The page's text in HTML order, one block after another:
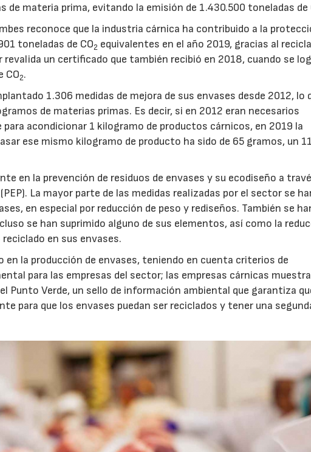
de materia prima, evitando la emisión de 1.430.500 toneladas de
reconoce que la industria cárnica ha contribuido a la
toneladas de CO2 equivalentes en el año 2019, gracias al
un certificado que también recibió en 2018, cuando se
CO2.
1.306 medidas de mejora de sus envases desde 2012, lo
de materias primas. Es decir, si en 2012 eran necesarios
acondicionar 1 kilogramo de productos cárnicos, en 2019 la
ese mismo kilogramo de producto ha sido de 65 gramos, un
en la prevención de residuos de envases y su ecodiseño a
La mayor parte de las medidas realizadas por el sector se
en especial por reducción de peso y rediseños. También se
se han suprimido alguno de sus elementos, así como la
en sus envases.
en la producción de envases, teniendo en cuenta criterios de
para las empresas del sector; las empresas cárnicas
Punto Verde, un sello de información ambiental que garantiza
para que los envases puedan ser reciclados y tener una